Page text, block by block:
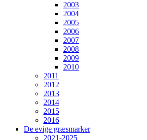
2003
2004
2005
2006
2007
2008
2009
2010
2011
2012
2013
2014
2015
2016
De evige græsmarker
2021-2025